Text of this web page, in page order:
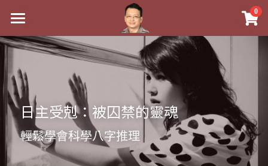
0
最新消息
實體經營
祖傳命理
手工印鑑
課程介紹
五行八字學
Blog
日主受剋：被囚禁的靈魂
輕鬆學會科學八字推理
×
商品分類
八字線上完整班
科學八字推理PDF
《十神高階實戰錄》完整典藏版
1美元超值PDF